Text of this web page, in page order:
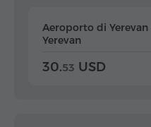
Aeroporto di Yerevan
Yerevan
30.53 USD